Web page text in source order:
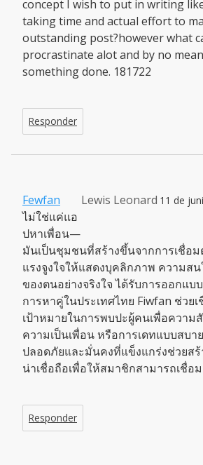
concept I wish to put in writing
taking time and actual effort to
outstanding post?however what
procrastinate alot and by no
something done. 181722
Responder
Lewis Leonard 11 de
Fewfan
ไม่ใช่แค่แอ
ปหาเพื่อน—
มันเป็นชุมชนที่สร้างขึ้นจากการเชื่อ
แรงจูงใจให้แสดงบุคลิกภาพ ความส
ของตนอย่างจริงใจ ได้รับการออกแ
การหาคู่ในประเทศไทย Fiwfan ช่วย
เป้าหมายในการพบปะผู้คนเพื่อควา
ความเป็นเพื่อน หรือการเดทแบบสบ
ปลอดภัยและมั่นคงที่แข็งแกร่งช่วยส
น่าเชื่อถือเพื่อให้สมาชิกสามารถเชื่อ
Responder